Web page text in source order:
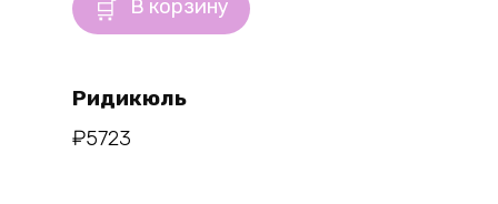
В корзину
Ридикюль
₽5723